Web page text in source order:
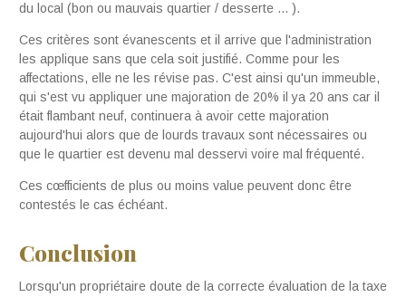
du local (bon ou mauvais quartier / desserte ... ).
Ces critères sont évanescents et il arrive que l'administration
les applique sans que cela soit justifié. Comme pour les
affectations, elle ne les révise pas. C'est ainsi qu'un immeuble,
qui s'est vu appliquer une majoration de 20% il ya 20 ans car il
était flambant neuf, continuera à avoir cette majoration
aujourd'hui alors que de lourds travaux sont nécessaires ou
que le quartier est devenu mal desservi voire mal fréquenté.
Ces cœfficients de plus ou moins value peuvent donc être
contestés le cas échéant.
Conclusion
Lorsqu'un propriétaire doute de la correcte évaluation de la taxe